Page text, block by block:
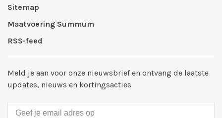
Sitemap
Maatvoering Summum
RSS-feed
Meld je aan voor onze nieuwsbrief en ontvang de laatste
updates, nieuws en kortingsacties